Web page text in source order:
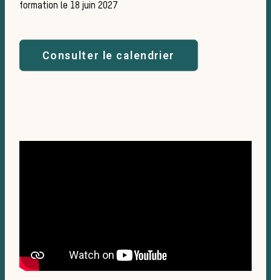
Bien-
formation le 18 juin 2027
Consulter le calendrier